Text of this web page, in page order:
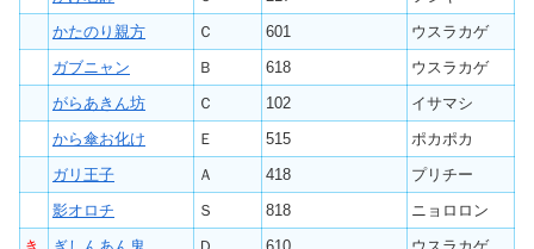
かたのり親方
Ｃ 601
ウスラカゲ
ガブニャン
Ｂ 618
ウスラカゲ
がらあきん坊
Ｃ 102
イサマシ
から傘お化け
Ｅ 515
ポカポカ
ガリ王子
Ａ 418
プリチー
影オロチ
Ｓ 818
ニョロロン